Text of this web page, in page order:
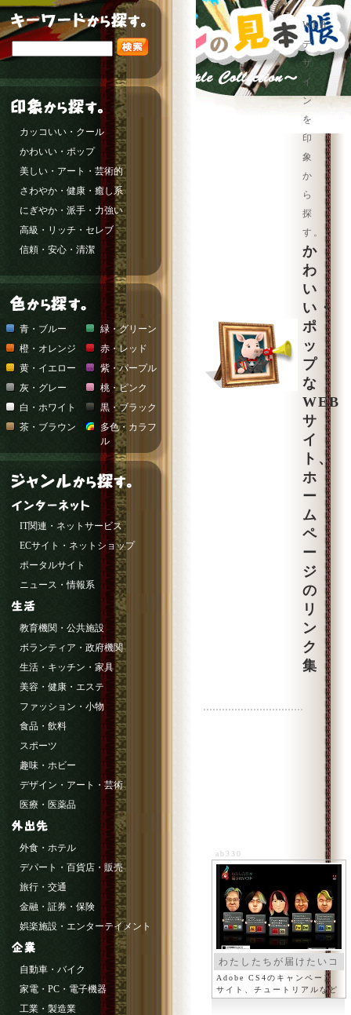
WEB
デ
ザ
イ
ン
を
印
象
か
ら
探
す。
か
わ
い
い・
ポ
ッ
プ
な
WEB
サ
イ
ト、
ホ
ー
ム
ペ
ー
ジ
の
リ
ン
ク
集
ab330
わたしたちが届けたいコ
ト
Adobe CS4のキャンペーン
サイト、チュートリアルなど
カッコいい・クール
かわいい・ポップ
美しい・アート・芸術的
さわやか・健康・癒し系
にぎやか・派手・力強い
高級・リッチ・セレブ
信頼・安心・清潔
青・ブルー
緑・グリーン
橙・オレンジ
赤・レッド
黄・イエロー
紫・パープル
灰・グレー
桃・ピンク
白・ホワイト
黒・ブラック
茶・ブラウン
多色・カラフ
ル
IT関連・ネットサービス
ECサイト・ネットショップ
ポータルサイト
ニュース・情報系
教育機関・公共施設
ボランティア・政府機関
生活・キッチン・家具
美容・健康・エステ
ファッション・小物
食品・飲料
スポーツ
趣味・ホビー
デザイン・アート・芸術
医療・医薬品
外食・ホテル
デパート・百貨店・販売
旅行・交通
金融・証券・保険
娯楽施設・エンターテイメント
自動車・バイク
家電・PC・電子機器
工業・製造業